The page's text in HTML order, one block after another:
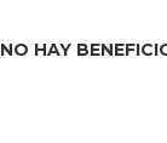
NO HAY